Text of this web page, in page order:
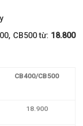
CB500 từ: 18.800
CB400/CB500
18.900